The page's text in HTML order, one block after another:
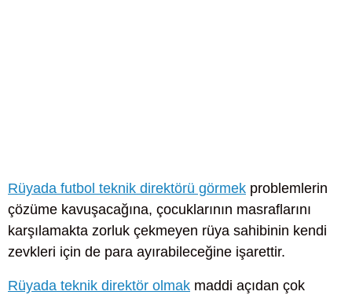
Rüyada futbol teknik direktörü görmek problemlerin
çözüme kavuşacağına, çocuklarının masraflarını
karşılamakta zorluk çekmeyen rüya sahibinin kendi
zevkleri için de para ayırabileceğine işarettir.
Rüyada teknik direktör olmak maddi açıdan çok